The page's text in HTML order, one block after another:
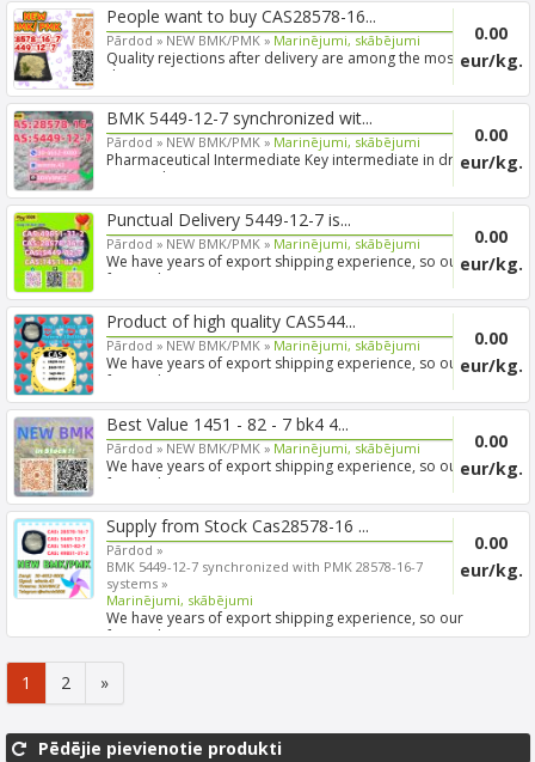
People want to buy CAS28578-16...
Pārdod »NEW BMK/PMK »Marinējumi, skābējumi
Quality rejections after delivery are among the most
disrupt...
0.00
eur/kg.
BMK 5449-12-7 synchronized wit...
Pārdod » NEW BMK/PMK » Marinējumi, skābējumi
Pharmaceutical Intermediate Key intermediate in drug
R&D and...
0.00
eur/kg.
Punctual Delivery 5449-12-7 is...
Pārdod » NEW BMK/PMK » Marinējumi, skābējumi
We have years of export shipping experience, so our
forwarde...
0.00
eur/kg.
Product of high quality CAS544...
Pārdod » NEW BMK/PMK » Marinējumi, skābējumi
We have years of export shipping experience, so our
forwarde...
0.00
eur/kg.
Best Value 1451 - 82 - 7 bk4 4...
Pārdod » NEW BMK/PMK » Marinējumi, skābējumi
We have years of export shipping experience, so our
forwarde...
0.00
eur/kg.
Supply from Stock Cas28578-16 ...
Pārdod »
BMK 5449-12-7 synchronized with PMK 28578-16-7
systems »
Marinējumi, skābējumi
We have years of export shipping experience, so our
forwarde...
0.00
eur/kg.
1 2 »
Pēdējie pievienotie produkti